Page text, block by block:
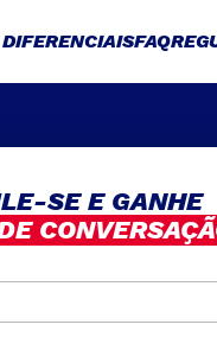
DIFERENCIAISFAQ
SE E GANHE